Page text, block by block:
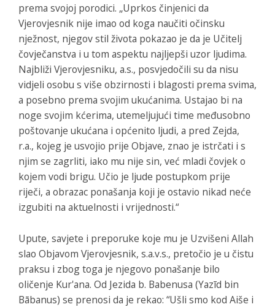
prema svojoj porodici. „Uprkos činjenici da
Vjerovjesnik nije imao od koga naučiti očinsku
nježnost, njegov stil života pokazao je da je Učitelj
čovječanstva i u tom aspektu najljepši uzor ljudima.
Najbliži Vjerovjesniku, a.s., posvjedočili su da nisu
vidjeli osobu s više obzirnosti i blagosti prema svima,
a posebno prema svojim ukućanima. Ustajao bi na
noge svojim kćerima, utemeljujući time međusobno
poštovanje ukućana i općenito ljudi, a pred Zejda,
r.a., kojeg je usvojio prije Objave, znao je istrčati i s
njim se zagrliti, iako mu nije sin, već mladi čovjek o
kojem vodi brigu. Učio je ljude postupkom prije
riječi, a obrazac ponašanja koji je ostavio nikad neće
izgubiti na aktuelnosti i vrijednosti.“
Upute, savjete i preporuke koje mu je Uzvišeni Allah
slao Objavom Vjerovjesnik, s.a.v.s., pretočio je u čistu
praksu i zbog toga je njegovo ponašanje bilo
oličenje Kur'ana. Od Jezida b. Babenusa (Yazīd bin
Bābanus) se prenosi da je rekao: “Ušli smo kod Aiše i